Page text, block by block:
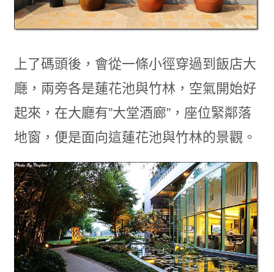
上了碼頭後，會從一條小徑穿過到飯店大
廰，兩旁各是蓮花池與竹林，空氣開始好
起來，在大廳有”大堂酒廊”，座位緊鄰落
地窗，便是面向這蓮花池與竹林的景觀。